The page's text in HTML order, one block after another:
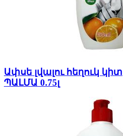
Ափսե լվալու հեղուկ
ՊԱԼՄԱ 0.75լ